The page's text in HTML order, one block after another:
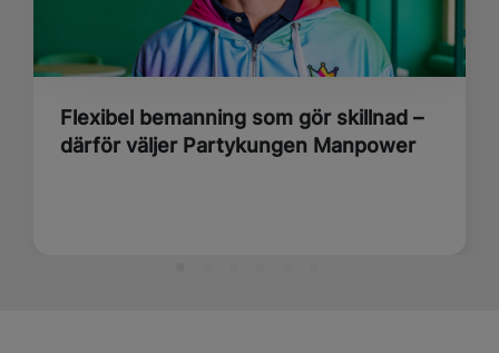
Flexibel bemanning som gör skillnad –
därför väljer Partykungen Manpower